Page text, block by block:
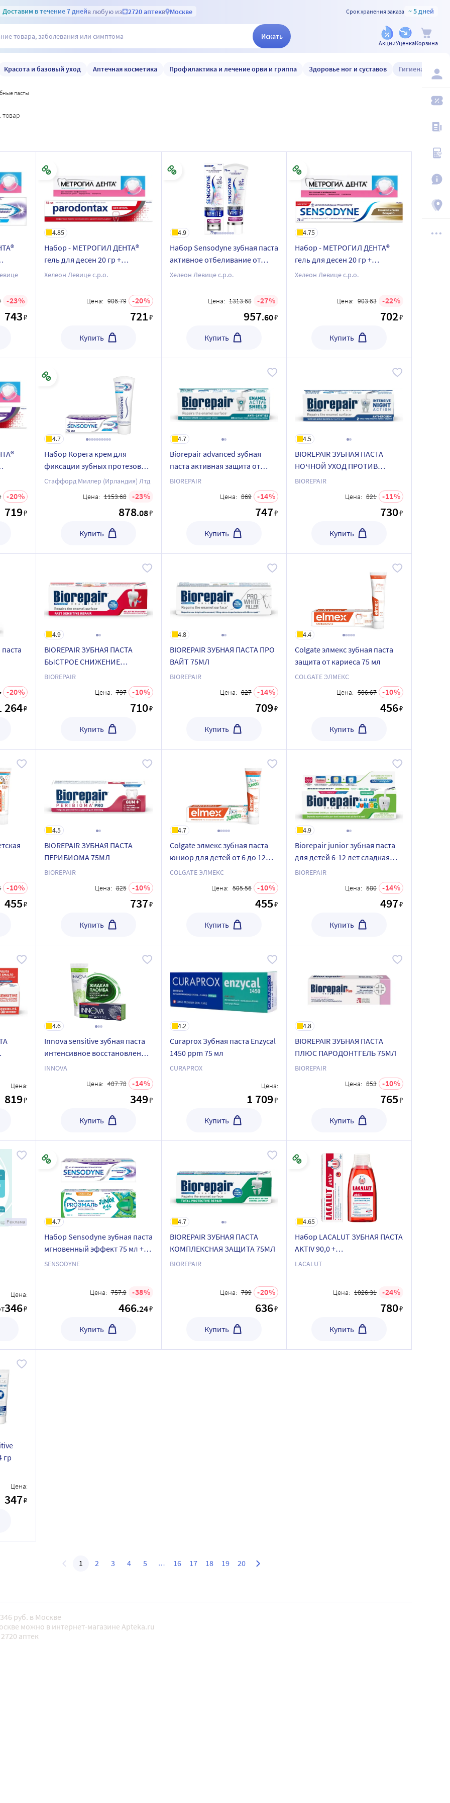
Доставим в течение 7 днейв любую из 2720 аптекв Москве Срок хранения заказа ~ 5 дней
Искать
АкцииУценкаКорзина
Красота и базовый уход Аптечная косметика Профилактика и лечение орви и гриппа Здоровье ног и суставов Гигиена и уход
пасты
товар
23
743₽
4.85
Набор - МЕТРОГИЛ ДЕНТА®
гель для десен 20 гр +
Parodontax зубная паста без
Хелеон Левице с.р.о.
Цена: 906.79 20
721₽
Купить
4.9
Набор Sensodyne зубная паста
активное отбеливание от
темного налета 75мл + Корега
протезов нейтральный вкус
Хелеон Левице с.р.о.
Цена: 1313.68 27
957.60₽
Купить
4.75
Набор - МЕТРОГИЛ ДЕНТА®
гель для десен 20 гр +
Sensodyne зубная паста
Хелеон Левице с.р.о.
Цена: 903.63 22
702₽
Купить
20
719₽
4.7
Набор Корега крем для
фиксации зубных протезов
мятный вкус 70,0 + Sensodyne
эффект 75мл
Стаффорд Миллер (Ирландия) Лтд
Цена: 1153.68 23
878.08₽
Купить
4.7
Biorepair advanced зубная
паста активная защита от
кариеса с лактоферрином 75
BIOREPAIR
Цена: 869 14
747₽
Купить
4.5
BIOREPAIR ЗУБНАЯ ПАСТА
НОЧНОЙ УХОД ПРОТИВ
ЭРОЗИИ ЭМАЛИ 75МЛ
BIOREPAIR
Цена: 821 11
730₽
Купить
2 уп
20
264₽
4.9
BIOREPAIR ЗУБНАЯ ПАСТА
БЫСТРОЕ СНИЖЕНИЕ
ЧУВСТВИТЕЛЬНОСТИ 75МЛ
BIOREPAIR
Цена: 797 10
710₽
Купить
4.8
BIOREPAIR ЗУБНАЯ ПАСТА ПРО
ВАЙТ 75МЛ
BIOREPAIR
Цена: 827 14
709₽
Купить
4.4
Colgate элмекс зубная паста
защита от кариеса 75 мл
COLGATE ЭЛМЕКС
Цена: 506.67 10
456₽
Купить
10
455₽
4.5
BIOREPAIR ЗУБНАЯ ПАСТА
ПЕРИБИОМА 75МЛ
BIOREPAIR
Цена: 825 10
737₽
Купить
4.7
Colgate элмекс зубная паста
юниор для детей от 6 до 12
лет 75 мл
COLGATE ЭЛМЕКС
Цена: 505.56 10
455₽
Купить
4.9
Biorepair junior зубная паста
для детей 6-12 лет сладкая
мята 75 мл
BIOREPAIR
Цена: 580 14
497₽
Купить
Цена:
819₽
4.6
Innova sensitive зубная паста
интенсивное восстановление
эмали 75 мл
INNOVA
Цена: 407.78 14
349₽
Купить
4.2
Curaprox Зубная паста Enzycal
1450 ppm 75 мл
CURAPROX
Цена:
1 709₽
Купить
4.8
BIOREPAIR ЗУБНАЯ ПАСТА
ПЛЮС ПАРОДОНТГЕЛЬ 75МЛ
BIOREPAIR
Цена: 853 10
765₽
Купить
Реклама
Цена:
346₽
4.7
Набор Sensodyne зубная паста
мгновенный эффект 75 мл +
Sensodyne зубная паста
SENSODYNE
Цена: 757.9 38
466.24₽
Купить
4.7
BIOREPAIR ЗУБНАЯ ПАСТА
КОМПЛЕКСНАЯ ЗАЩИТА 75МЛ
BIOREPAIR
Цена: 799 20
636₽
Купить
4.65
Набор LACALUT ЗУБНАЯ ПАСТА
AKTIV 90,0 +
ОПОЛАСКИВАТЕЛЬ AKTIV Д/П
LACALUT
Цена: 1026.31 24
780₽
Купить
гр
Цена:
347₽
1 2 3 4 5 16 17 18 19 20
руб. в Москве
можно в интернет-магазине Apteka.ru
аптек